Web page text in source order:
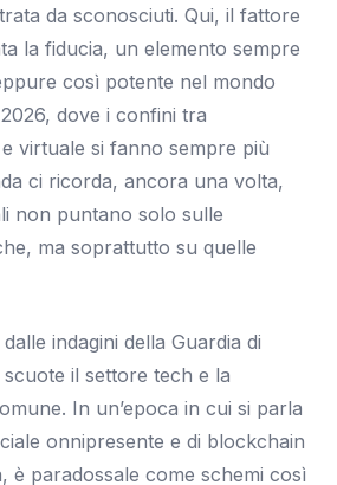
da sconosciuti. Qui, il fattore
la fiducia, un elemento sempre
così potente nel mondo
dove i confini tra
virtuale si fanno sempre più
ci ricorda, ancora una volta,
non puntano solo sulle
ma soprattutto su quelle
indagini della Guardia di
il settore tech e la
In un’epoca in cui si parla
onnipresente e di blockchain
è paradossale come schemi così